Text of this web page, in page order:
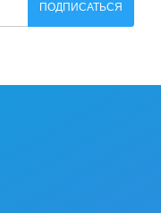
ПОДПИСАТЬСЯ